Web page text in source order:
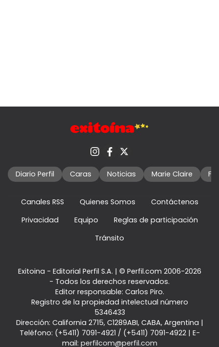
Diario Perfil Caras Noticias Marie Claire
Canales RSS Quienes Somos
Contáctenos
Privacidad
Equipo
Reglas de participación
Tránsito
Exitoina - Editorial Perfil S.A. | © Perfil.com 2006-2026
- Todos los derechos reservados.
Editor responsable: Carlos Piro.
Registro de la propiedad intelectual número
5346433
Dirección: California 2715, C1289ABI, CABA, Argentina |
Teléfono: (+5411) 7091-4921 / (+5411) 7091-4922| E-
mail: perfilcom@perfil.com